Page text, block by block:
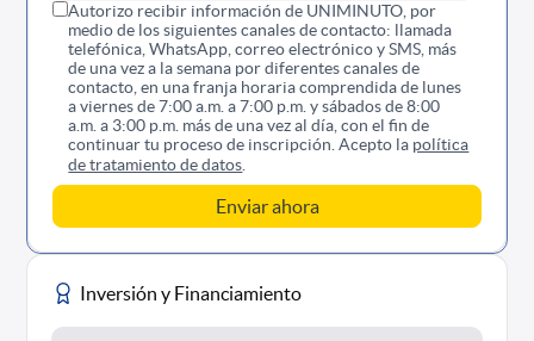
Autorizo recibir información de UNIMINUTO, por
medio de los siguientes canales de contacto: llamada
telefónica, WhatsApp, correo electrónico y SMS, más
de una vez a la semana por diferentes canales de
contacto, en una franja horaria comprendida de lunes
a viernes de 7:00 a.m. a 7:00 p.m. y sábados de 8:00
a.m. a 3:00 p.m. más de una vez al día, con el fin de
continuar tu proceso de inscripción. Acepto la política
de tratamiento de datos
Inversión y Financiamiento